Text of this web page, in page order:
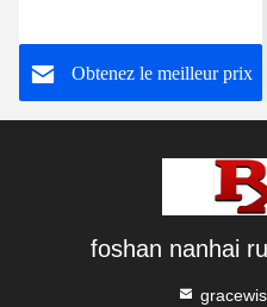
Obtenez le meilleur prix
foshan nanhai